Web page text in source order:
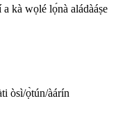
kà wọlé lọ́nà aládàáṣe
òsì/ọ̀tún/àárín